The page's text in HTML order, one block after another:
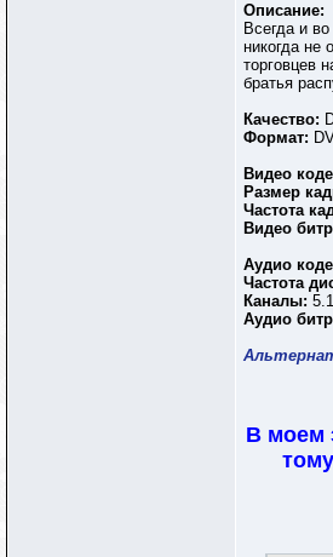
Описание:
Всегда и
никогда не
торговцев
братья
Качество:
Формат:
Видео
Размер
Частота
Видео
Аудио
Частота
Каналы:
Аудио
В моем